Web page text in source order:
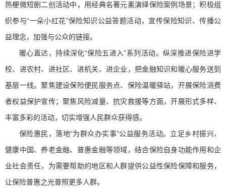
热梗微短剧二创活动中，用经典名著元素演绎保险案例场景；积极组
织参与“一朵小红花”保险知识公益答题活动，宣传保险知识、传播公
益理念，加强与公众的链接。
暖心直达，持续深化“保险五进入”系列活动。纵深推进保险进学
校、进农村、进社区、进机关、进企业，把金融知识和暖心服务送到
基层一线。聚焦建设保险便民服务点、保险温暖驿站，开展保险消费
者权益保护宣传；聚焦风险减量、抗灾救援等方面，开展形式多样、
丰富多彩的活动，切实增强人民群众获得感。
保险惠民，落地“为群众办实事”公益服务活动。立足乡村振兴、
健康中国、养老金融、普惠金融等领域，结合保险自身功能作用和企
业社会责任，为需要帮助的地区和人群提供公益性保险保障和服务，
让保险普惠之光普照更多人群。